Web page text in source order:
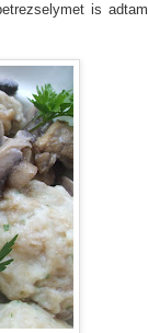
is adtam